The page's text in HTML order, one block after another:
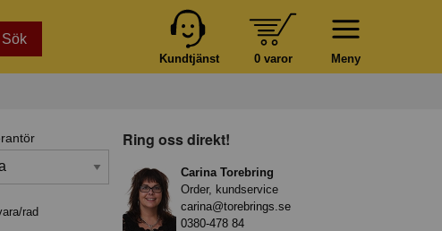
Sök
Meny
0 varor
Kundtjänst
rad
Ring oss direkt!
Carina Torebring
Order, kundservice
carina@torebrings.se
0380-478 84